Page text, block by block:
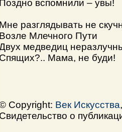
Поздно вспомнили – увы!
Мне разглядывать не
Возле Млечного Пути
медведиц
Спящих?.. Мама, не буди!
Copyright: Век Искусства
Свидетельство о